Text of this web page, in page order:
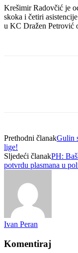
Krešimir Radovčić je
skoka i četiri
u KC Dražen Petrović
Prethodni članakGulin
lige!
Sljedeći članakPH:
potvrdu plasmana u
Ivan Peran
Komentiraj